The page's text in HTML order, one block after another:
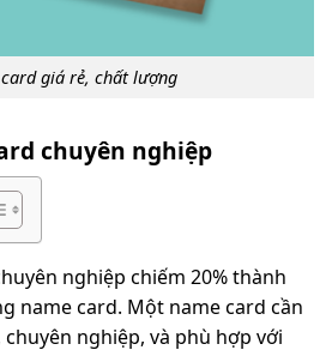
giá rẻ, chất lượng
chuyên nghiệp
nghiệp chiếm 20% thành
name card. Một name card cần
nghiệp, và phù hợp với